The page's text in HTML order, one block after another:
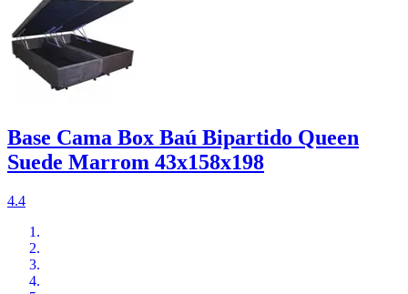
Base Cama Box Baú Bipartido Queen
Suede Marrom 43x158x198
4.4